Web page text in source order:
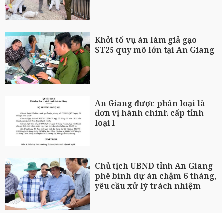
Khởi tố vụ án làm giả gạo
ST25 quy mô lớn tại An Giang
An Giang được phân loại là
đơn vị hành chính cấp tỉnh
loại I
Chủ tịch UBND tỉnh An Giang
phê bình dự án chậm 6 tháng,
yêu cầu xử lý trách nhiệm